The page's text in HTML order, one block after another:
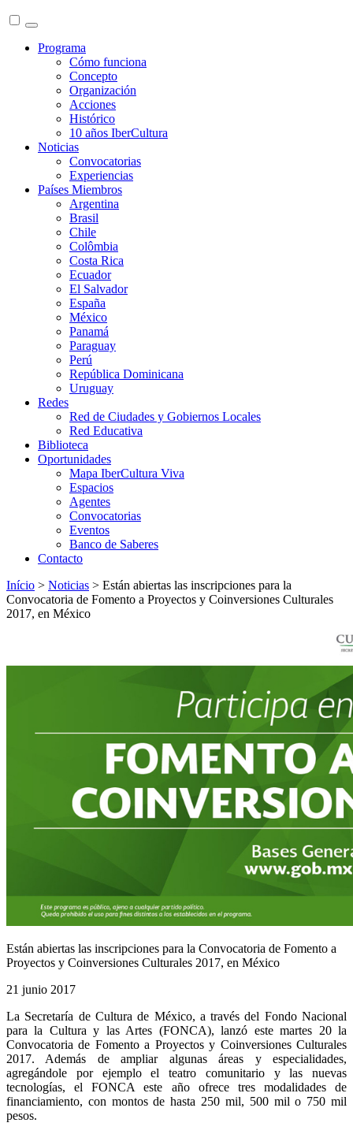
Programa
Cómo funciona
Concepto
Organización
Acciones
Histórico
10 años IberCultura
Noticias
Convocatorias
Experiencias
Países Miembros
Argentina
Brasil
Chile
Colômbia
Costa Rica
Ecuador
El Salvador
España
México
Panamá
Paraguay
Perú
República Dominicana
Uruguay
Redes
Red de Ciudades y Gobiernos Locales
Red Educativa
Biblioteca
Oportunidades
Mapa IberCultura Viva
Espacios
Agentes
Convocatorias
Eventos
Banco de Saberes
Contacto
Início > Noticias > Están abiertas las inscripciones para la
Convocatoria de Fomento a Proyectos y Coinversiones Culturales
2017, en México
Están abiertas las inscripciones para la Convocatoria de Fomento a
Proyectos y Coinversiones Culturales 2017, en México
21 junio 2017
La Secretaría de Cultura de México, a través del Fondo Nacional
para la Cultura y las Artes (FONCA), lanzó este martes 20 la
Convocatoria de Fomento a Proyectos y Coinversiones Culturales
2017. Además de ampliar algunas áreas y especialidades,
agregándole por ejemplo el teatro comunitario y las nuevas
tecnologías, el FONCA este año ofrece tres modalidades de
financiamiento, con montos de hasta 250 mil, 500 mil o 750 mil
pesos.